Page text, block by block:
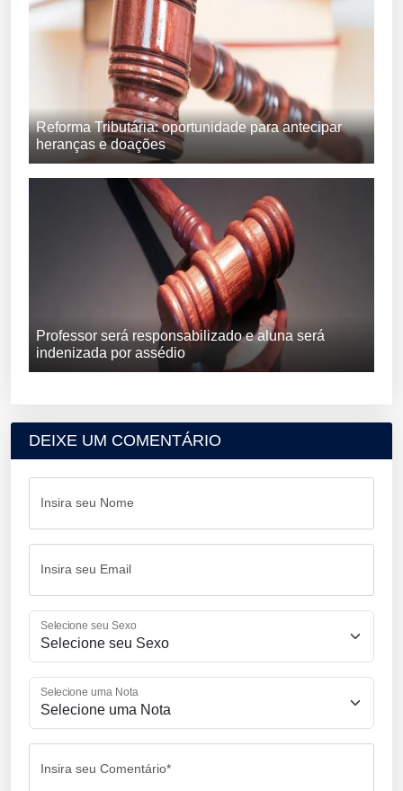
Reforma Tributária: oportunidade para antecipar
heranças e doações
Professor será responsabilizado e aluna será
indenizada por assédio
DEIXE UM COMENTÁRIO
Insira seu Nome
Insira seu Email
Selecione seu Sexo
Selecione uma Nota
Insira seu Comentário*